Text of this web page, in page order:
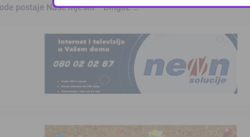
postaje Naše mjesto – BingoL …